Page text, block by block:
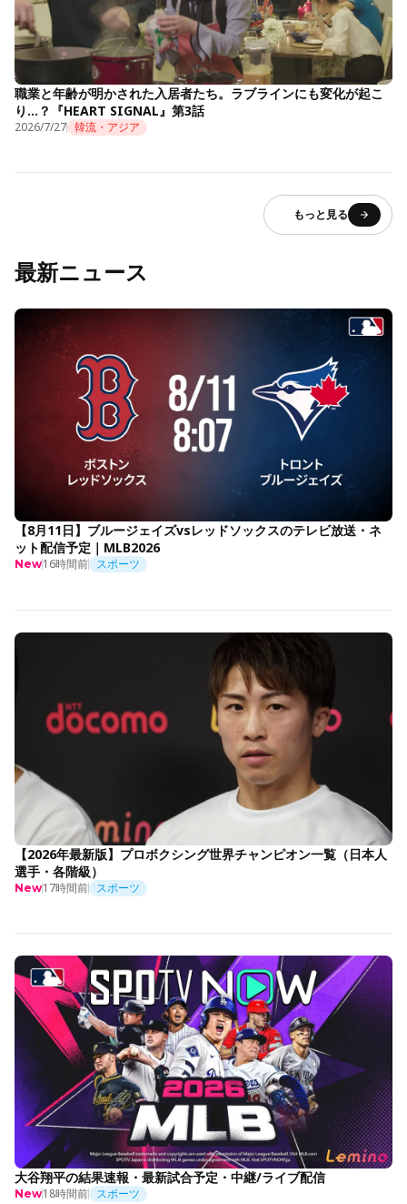
職業と年齢が明かされた入居者たち。ラブラインにも変化が起こ
り…？『HEART SIGNAL』第3話
2026/7/27 韓流・アジア
もっと見る
最新ニュース
【8月11日】ブルージェイズvsレッドソックスのテレビ放送・ネ
ット配信予定｜MLB2026
New16時間前 スポーツ
【2026年最新版】プロボクシング世界チャンピオン一覧（日本人
選手・各階級）
New17時間前 スポーツ
大谷翔平の結果速報・最新試合予定・中継/ライブ配信
New18時間前 スポーツ